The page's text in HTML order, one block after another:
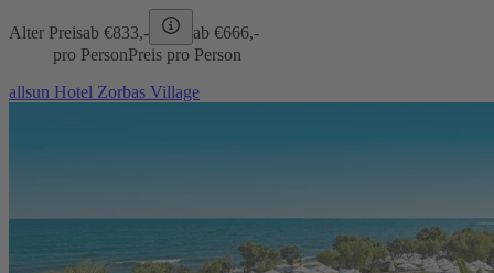
Alter Preisab €833,- ab €666,-
pro PersonPreis pro Person
allsun Hotel Zorbas Village